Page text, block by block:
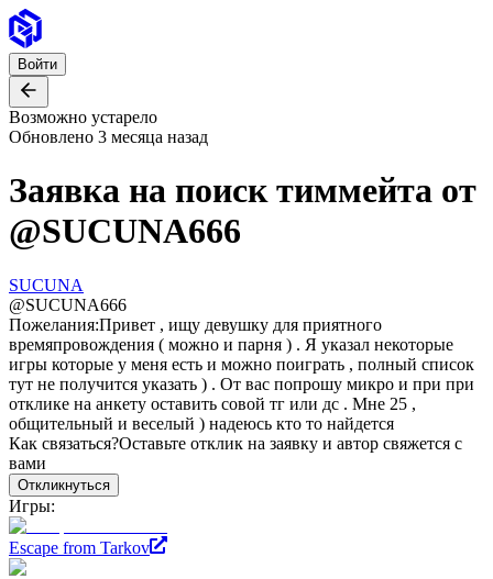
Войти
Возможно устарело
Обновлено 3 месяца назад
Заявка на поиск тиммейта от
@SUCUNA666
SUCUNA
@SUCUNA666
Пожелания:Привет , ищу девушку для приятного
времяпровождения ( можно и парня ) . Я указал некоторые
игры которые у меня есть и можно поиграть , полный список
тут не получится указать ) . От вас попрошу микро и при при
отклике на анкету оставить совой тг или дс . Мне 25 ,
общительный и веселый ) надеюсь кто то найдется
Как связаться?Оставьте отклик на заявку и автор свяжется с
вами
Откликнуться
Игры:
Escape from Tarkov